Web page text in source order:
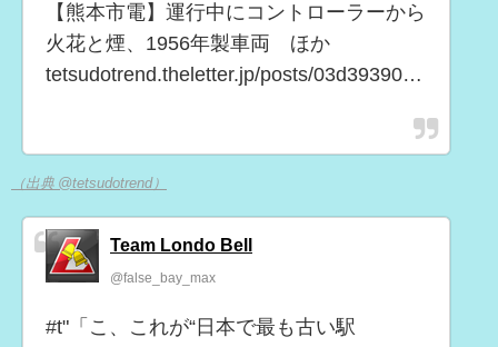
【熊本市電】運行中にコントローラーから
火花と煙、1956年製車両 ほか
tetsudotrend.theletter.jp/posts/03d39390…
（出典 @tetsudotrend）
Team Londo Bell
@false_bay_max
#t"「こ、これが“日本で最も古い駅